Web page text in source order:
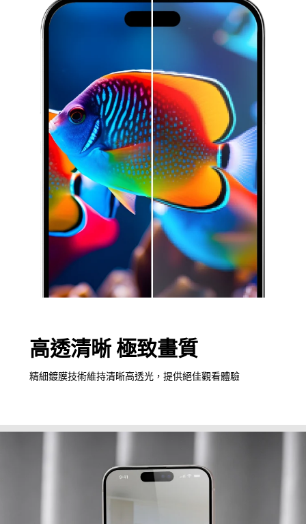
高透清晰 極致畫質
精細鍍膜技術維持清晰高透光，提供絕佳觀看體驗